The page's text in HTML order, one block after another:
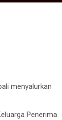
menyalurkan
Penerima